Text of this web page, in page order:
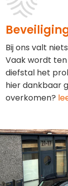
Bij ons valt
Vaak wordt
diefstal het
hier dankbaar
overkomen?